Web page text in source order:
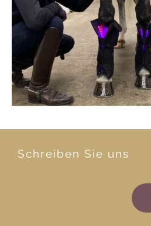
Schreiben Sie uns